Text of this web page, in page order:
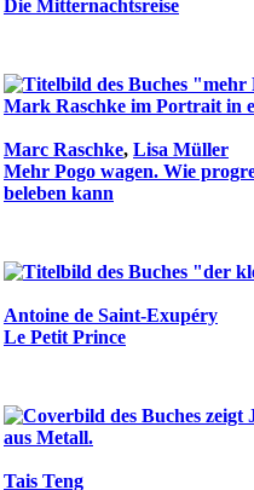
Die Mitternachtsreise
Marc Raschke, Lisa Müller
Mehr Pogo wagen. Wie
beleben kann
Antoine de Saint-Exupéry
Le Petit Prince
Tais Teng